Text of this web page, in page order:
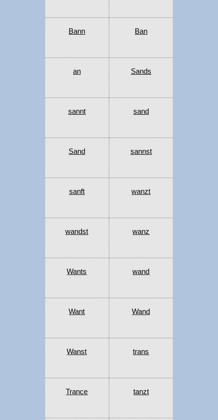
Bann Ban
an Sands
sannt sand
Sand sannst
sanft wanzt
wandst wanz
Wants wand
Want Wand
Wanst trans
Trance tanzt